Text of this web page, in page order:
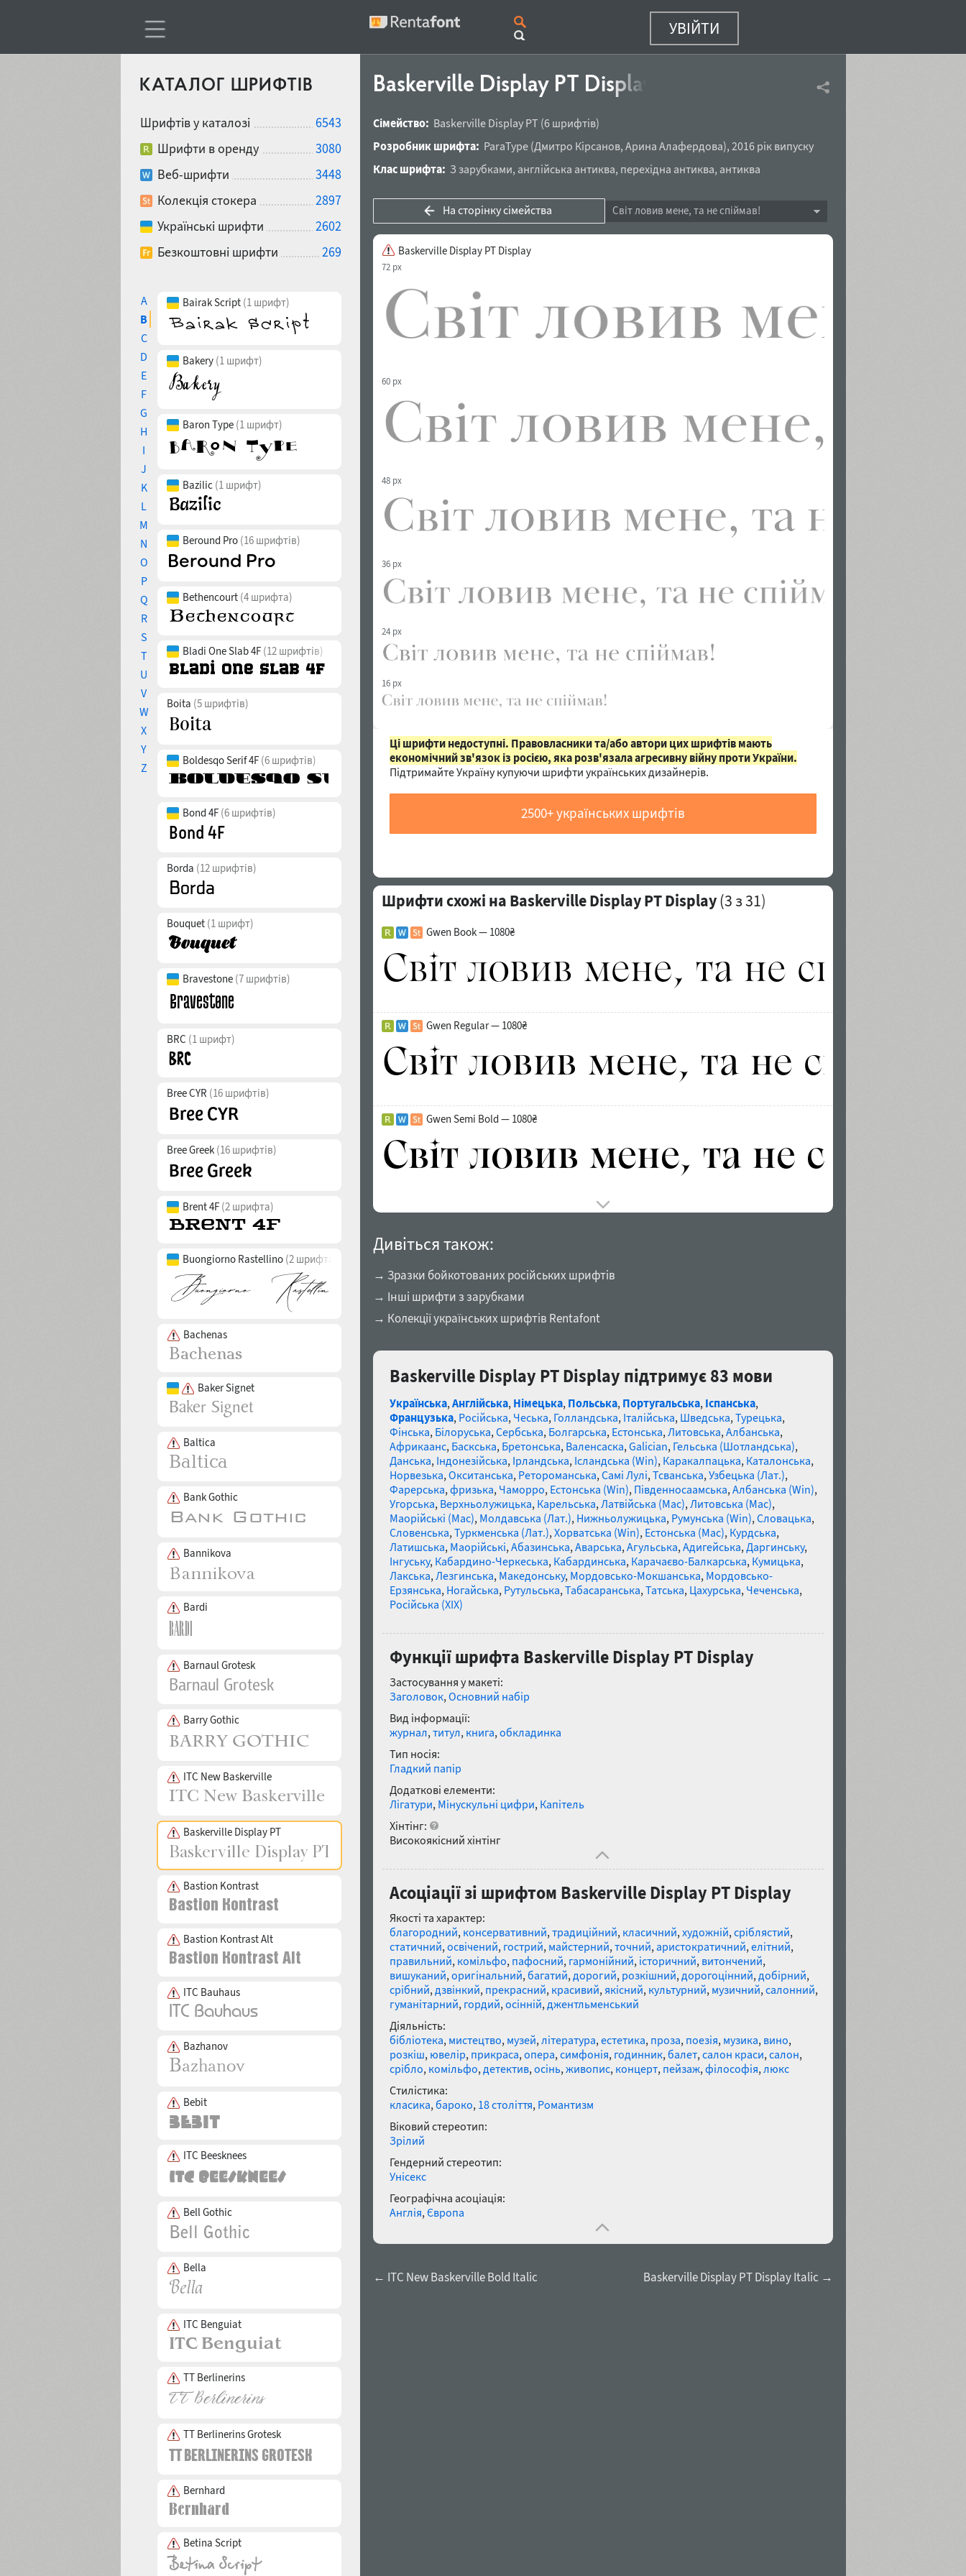
УВІЙТИ
КАТАЛОГ ШРИФТІВ
Шрифтів у каталозі
6543
Шрифти в оренду
3080
Веб-шрифти
3448
Колекція стокера
2897
Українські шрифти
2602
Безкоштовні шрифти
269
A
B
C
D
E
F
G
H
I
J
K
L
M
N
O
P
Q
R
S
T
U
V
W
X
Y
Z
Bairak Script (1 шрифт)
Bakery (1 шрифт)
Baron Type (1 шрифт)
Bazilic (1 шрифт)
Beround Pro (16 шрифтів)
Bethencourt (4 шрифта)
Bladi One Slab 4F (12 шрифтів)
Boita (5 шрифтів)
Boldesqo Serif 4F (6 шрифтів)
Bond 4F (6 шрифтів)
Borda (12 шрифтів)
Bouquet (1 шрифт)
Bravestone (7 шрифтів)
BRC (1 шрифт)
Bree CYR (16 шрифтів)
Bree Greek (16 шрифтів)
Brent 4F (2 шрифта)
Buongiorno Rastellino (2 шрифта)
Bachenas
Baker Signet
Baltica
Bank Gothic
Bannikova
Bardi
Barnaul Grotesk
Barry Gothic
ITC New Baskerville
Baskerville Display PT
Bastion Kontrast
Bastion Kontrast Alt
ITC Bauhaus
Bazhanov
Bebit
ITC Beesknees
Bell Gothic
Bella
ITC Benguiat
TT Berlinerins
TT Berlinerins Grotesk
Bernhard
Betina Script
Baskerville Display PT Display
Сімейство: Baskerville Display PT (6 шрифтів)
Розробник шрифта: ParaType(Дмитро Кірсанов, Арина Алафердова), 2016 рік випуску
Клас шрифта: З зарубками, англійська антиква, перехідна антиква, антиква
На сторінку сімейства Світ ловив мене, та не спіймав!
Baskerville Display PT Display
72 px
60 px
48 px
36 px
24 px
16 px
Ці шрифти недоступні. Правовласники та/або автори цих шрифтів мають
економічний зв'язок із росією, яка розв'язала агресивну війну проти України.
Підтримайте Україну купуючи шрифти українських дизайнерів.
2500+ українських шрифтів
Шрифти схожі на Baskerville Display PT Display(3 з 31)
Gwen Book — 1080₴
Gwen Regular — 1080₴
Gwen Semi Bold — 1080₴
Дивіться також:
→ Зразки бойкотованих російських шрифтів
→ Інші шрифти з зарубками
→ Колекції українських шрифтів Rentafont
Baskerville Display PT Display підтримує 83 мови
Українська,Англійська, Німецька, Польська, Португальська, Іспанська,
Французька, Російська, Чеська, Голландська, Італійська, Шведська,Турецька,
Фінська, Білоруська,Сербська, Болгарська, Естонська,Литовська,Албанська,
Африкаанс, Баскська, Бретонська, Валенсаска,Galician, Гельська (Шотландська),
Данська, Індонезійська, Ірландська, Ісландська (Win), Каракалпацька, Каталонська,
Норвезька,Окситанська, Ретороманська,Самі Лулі,Тсванська,Узбецька (Лат.),
Фарерська,фризька, Чаморро, Естонська (Win), Південносаамська,Албанська (Win),
Угорська, Верхньолужицька, Карельська,Латвійська (Mac),Литовська (Mac),
Маорійські (Mac), Молдавська (Лат.), Нижньолужицька, Румунська (Win),Словацька,
Словенська,Туркменська (Лат.),Хорватська (Win), Естонська (Mac), Курдська,
Латишська, Маорійські,Абазинська,Аварська,Агульська,Адигейська,Даргинську,
Інгуську, Кабардино-Черкеська, Кабардинська, Карачаєво-Балкарська, Кумицька,
Лакська,Лезгинська, Македонську, Мордовсько-Мокшанська, Мордовсько-
Ерзянська, Ногайська, Рутульська,Табасаранська,Татська, Цахурська, Чеченська,
Російська (XIX)
Функції шрифта Baskerville Display PT Display
Застосування у макеті:
Заголовок,Основний набір
Вид інформації:
журнал,титул, книга,обкладинка
Тип носія:
Гладкий папір
Додаткові елементи:
Лігатури, Мінускульні цифри, Капітель
Хінтінг:
Високоякісний хінтінг
Асоціації зі шрифтом Baskerville Display PT Display
Якості та характер:
благородний, консервативний,традиційний, класичний,художній,сріблястий,
статичний,освічений, гострий, майстерний,точний,аристократичний,елітний,
правильний, комільфо, пафосний, гармонійний, історичний, витончений,
вишуканий,оригінальний,багатий,дорогий, розкішний,дорогоцінний,добірний,
срібний,дзвінкий, прекрасний, красивий,якісний, культурний, музичний,салонний,
гуманітарний, гордий,осінній,джентльменський
Діяльність:
бібліотека, мистецтво, музей,література,естетика, проза, поезія, музика, вино,
розкіш, ювелір, прикраса,опера,симфонія, годинник,балет,салон краси,салон,
срібло, комільфо,детектив,осінь,живопис, концерт, пейзаж,філософія,люкс
Стилістика:
класика,бароко, 18 століття, Романтизм
Віковий стереотип:
Зрілий
Гендерний стереотип:
Унісекс
Географічна асоціація:
Англія,Європа
← ITC New Baskerville Bold Italic Baskerville Display PT Display Italic →